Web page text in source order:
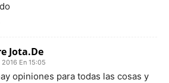
Jota.De
En 15:05
opiniones para todas las cosas y